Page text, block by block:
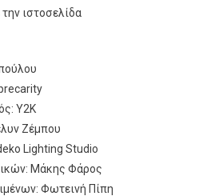
ιστοσελίδα
Y2K
Ζέμπου
Lighting Studio
Μάκης Φάρος
Φωτεινή Πίπη